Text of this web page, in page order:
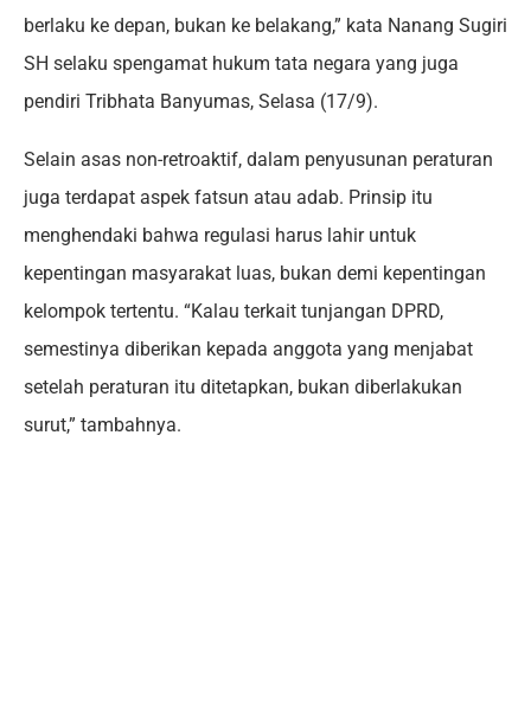
berlaku ke depan, bukan ke belakang,” kata Nanang Sugiri
SH selaku spengamat hukum tata negara yang juga
pendiri Tribhata Banyumas, Selasa (17/9).
Selain asas non-retroaktif, dalam penyusunan peraturan
juga terdapat aspek fatsun atau adab. Prinsip itu
menghendaki bahwa regulasi harus lahir untuk
kepentingan masyarakat luas, bukan demi kepentingan
kelompok tertentu. “Kalau terkait tunjangan DPRD,
semestinya diberikan kepada anggota yang menjabat
setelah peraturan itu ditetapkan, bukan diberlakukan
surut,” tambahnya.